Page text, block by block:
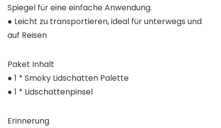
Spiegel für eine einfache Anwendung.
● Leicht zu transportieren, ideal für unterwegs und
auf Reisen
Paket Inhalt
● 1 * Smoky Lidschatten Palette
● 1 * Lidschattenpinsel
Erinnerung